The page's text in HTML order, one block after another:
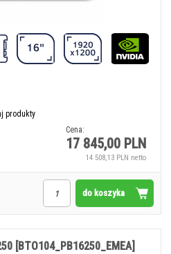
produkty
Cena:
17 845,00 PLN
14 508,13 PLN netto
do koszyka
[BTO104_PB16250_EMEA]